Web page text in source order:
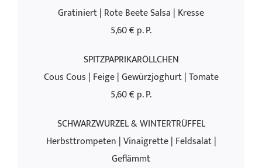
Gratiniert | Rote Beete Salsa | Kresse
5,60 € p. P.
SPITZPAPRIKARÖLLCHEN
Cous Cous | Feige | Gewürzjoghurt | Tomate
5,60 € p. P.
SCHWARZWURZEL & WINTERTRÜFFEL
Herbsttrompeten | Vinaigrette | Feldsalat |
Geflämmt